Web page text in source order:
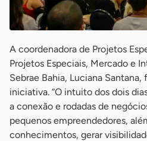
A coordenadora de Projetos
Projetos Especiais, Mercado e
Sebrae Bahia, Luciana
iniciativa. “O intuito dos dois
a conexão e rodadas de
pequenos empreendedores,
conhecimentos, gerar